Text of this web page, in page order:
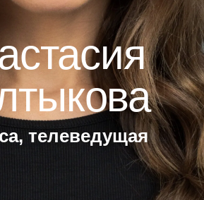
телеведущая